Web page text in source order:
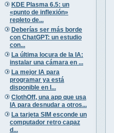
KDE Plasma 6.5: un
«punto de inflexión»
repleto de...
Deberías ser más borde
con ChatGPT: un estudio
con...
La última locura de la IA:
instalar una cámara en ...
La mejor IA para
programar ya está
disponible en l...
ClothOff, una app que usa
IA para desnudar a otros...
La tarjeta SIM esconde un
computador retro capaz
d...